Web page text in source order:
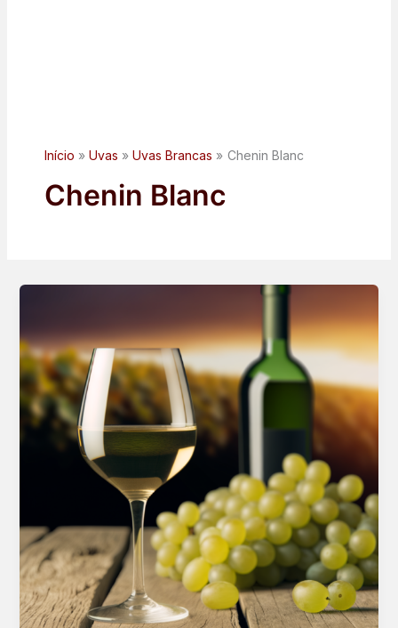
Início Uvas Uvas Brancas Chenin Blanc
Chenin Blanc